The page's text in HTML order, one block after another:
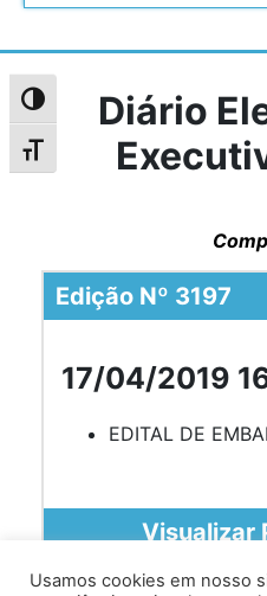
Alternar alto contraste
Alternar tamanho da fonte
Diário
Edição Nº 3197
17/04/2019
EDITAL DE
Visualizar
Usamos cookies em nosso